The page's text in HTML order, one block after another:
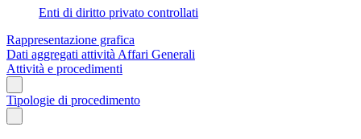
Enti di diritto privato controllati
Rappresentazione grafica
Dati aggregati attività Affari Generali
Attività e procedimenti
Tipologie di procedimento